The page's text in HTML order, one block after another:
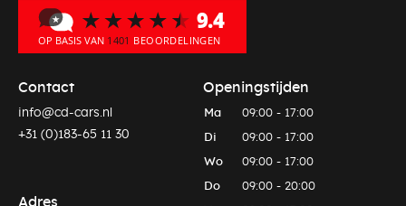
Contact
info@cd-cars.nl
+31 (0)183-65 11 30
Adres
Openingstijden
Ma 09:00 - 17:00
Di 09:00 - 17:00
Wo 09:00 - 17:00
Do 09:00 - 20:00